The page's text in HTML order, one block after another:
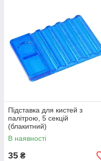
Підставка для кистей з
палітрою, 5 секцій
(блакитний)
В наявності
35 ₴